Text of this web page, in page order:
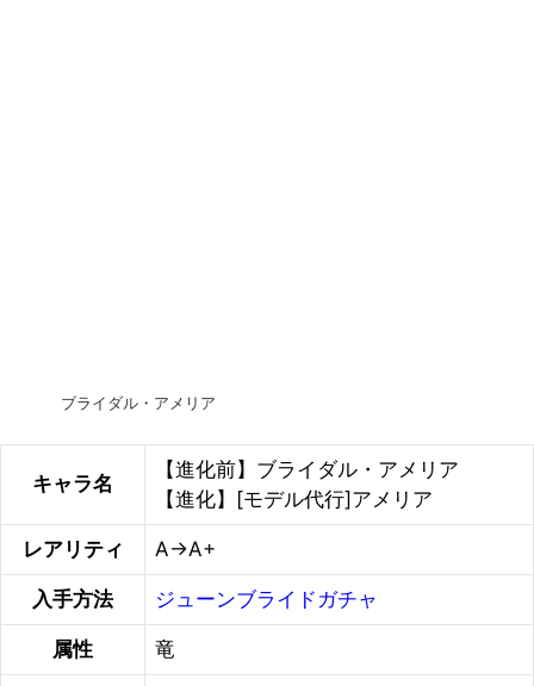
ブライダル・アメリア
キャラ名
【進化前】ブライダル・アメリア
【進化】[モデル代行]アメリア
レアリティ A→A+
入手方法 ジューンブライドガチャ
属性 竜